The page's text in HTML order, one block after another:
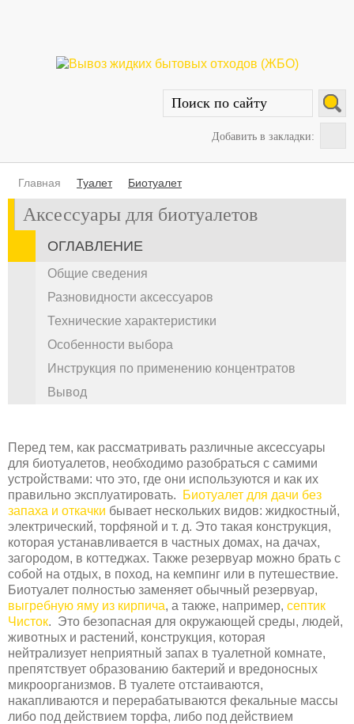
Добавить в закладки:
Главная Туалет Биотуалет
Аксессуары для биотуалетов
ОГЛАВЛЕНИЕ
Общие сведения
Разновидности аксессуаров
Технические характеристики
Особенности выбора
Инструкция по применению концентратов
Вывод
Перед тем, как рассматривать различные аксессуары
для биотуалетов, необходимо разобраться с самими
устройствами: что это, где они используются и как их
правильно эксплуатировать.
Биотуалет для дачи без
запаха и откачки бывает нескольких видов: жидкостный,
электрический, торфяной и т. д. Это такая конструкция,
которая устанавливается в частных домах, на дачах,
загородом, в коттеджах. Также резервуар можно брать с
собой на отдых, в поход, на кемпинг или в путешествие.
Биотуалет полностью заменяет обычный резервуар,
выгребную яму из кирпича, а также, например, септик
Чисток. Это безопасная для окружающей среды, людей,
животных и растений, конструкция, которая
нейтрализует неприятный запах в туалетной комнате,
препятствует образованию бактерий и вредоносных
микроорганизмов. В туалете отстаиваются,
накапливаются и перерабатываются фекальные массы
либо под действием торфа, либо под действием